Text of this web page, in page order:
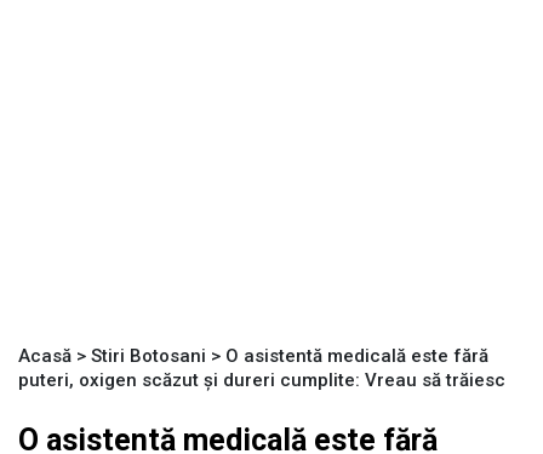
Acasă > Stiri Botosani > O asistentă medicală este fără
puteri, oxigen scăzut și dureri cumplite: Vreau să trăiesc
O asistentă medicală este fără